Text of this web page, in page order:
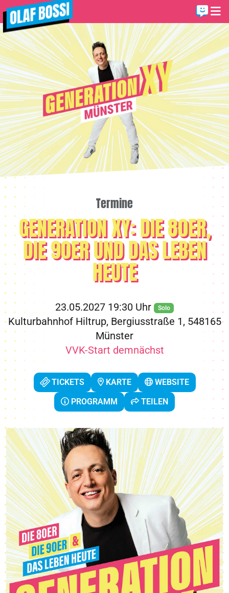
Termine
GENERATION XY: DIE 80ER,
DIE 90ER UND DAS LEBEN
HEUTE
23.05.2027 19:30 Uhr Solo
Kulturbahnhof Hiltrup, Bergiusstraße 1, 548165
Münster
VVK-Start demnächst
TICKETS KARTE
WEBSITE
PROGRAMM
TEILEN